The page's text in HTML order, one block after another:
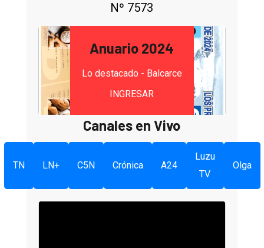
Nº 7573
Anuario 2024
Lo destacado - Balcarce
INGRESAR
Canales en Vivo
TN LN+ C5N Crónica A24
Luzu
TV
Olga